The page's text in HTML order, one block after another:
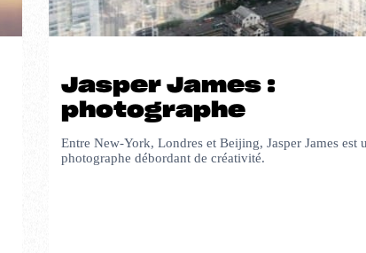
Jasper James :
photographe
Entre New-York, Londres et Beijing, Jasper James est
photographe débordant de créativité.